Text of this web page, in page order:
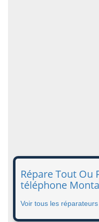
Répare Tout Ou
téléphone
Voir tous les